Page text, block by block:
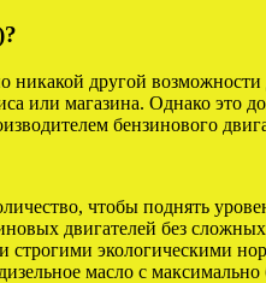
никакой другой
или магазина. Однако это
бензинового
чтобы поднять
двигателей без
экологическими
масло с